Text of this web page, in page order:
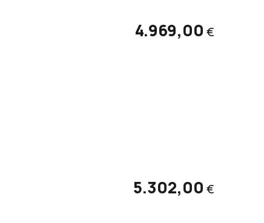
4.969,00 €
5.302,00 €